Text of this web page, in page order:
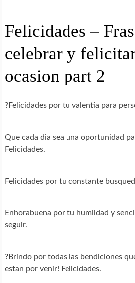
Felicidades –
celebrar y
ocasion part 2
?Felicidades por tu valentia para
Que cada dia sea una oportunidad
Felicidades.
Felicidades por tu constante
Enhorabuena por tu humildad y
seguir.
?Brindo por todas las bendiciones
estan por venir! Felicidades.